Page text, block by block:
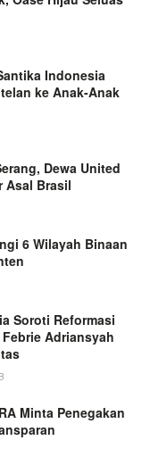
Indonesia
ke Anak-Anak
Dewa United
Asal Brasil
6 Wilayah Binaan
Soroti Reformasi
Adriansyah
Minta Penegakan